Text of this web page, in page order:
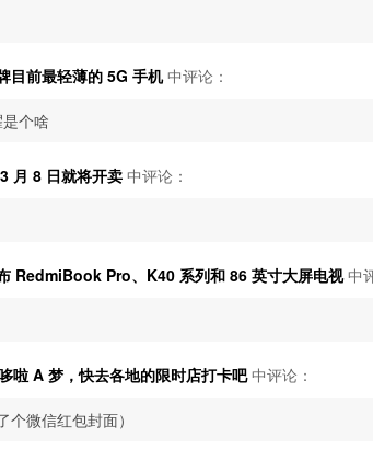
目前最轻薄的 5G 手机中评论：
个啥
月 8 日就将开卖 中评论：
RedmiBook Pro、K40 系列和 86 英寸大屏电视中
啦 A 梦，快去各地的限时店打卡吧中评论：
微信红包封面）